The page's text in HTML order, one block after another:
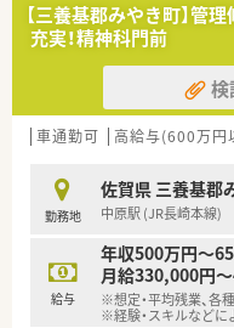
【三養基郡みやき町】
充実！精神科門前
検
車通勤可 高給与(600万円
勤務地
佐賀県 三養基郡
中原駅 (JR長崎本線)
給与
年収500万円～
月給330,000円
※想定・平均残業、各
※経験・スキルなどに